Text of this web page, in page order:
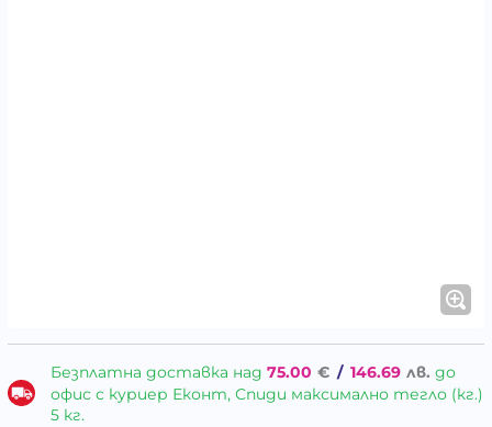
Безплатна доставка над 75.00 € / 146.69 лв. до
офис с куриер Еконт, Спиди максимално тегло (кг.)
5 кг.